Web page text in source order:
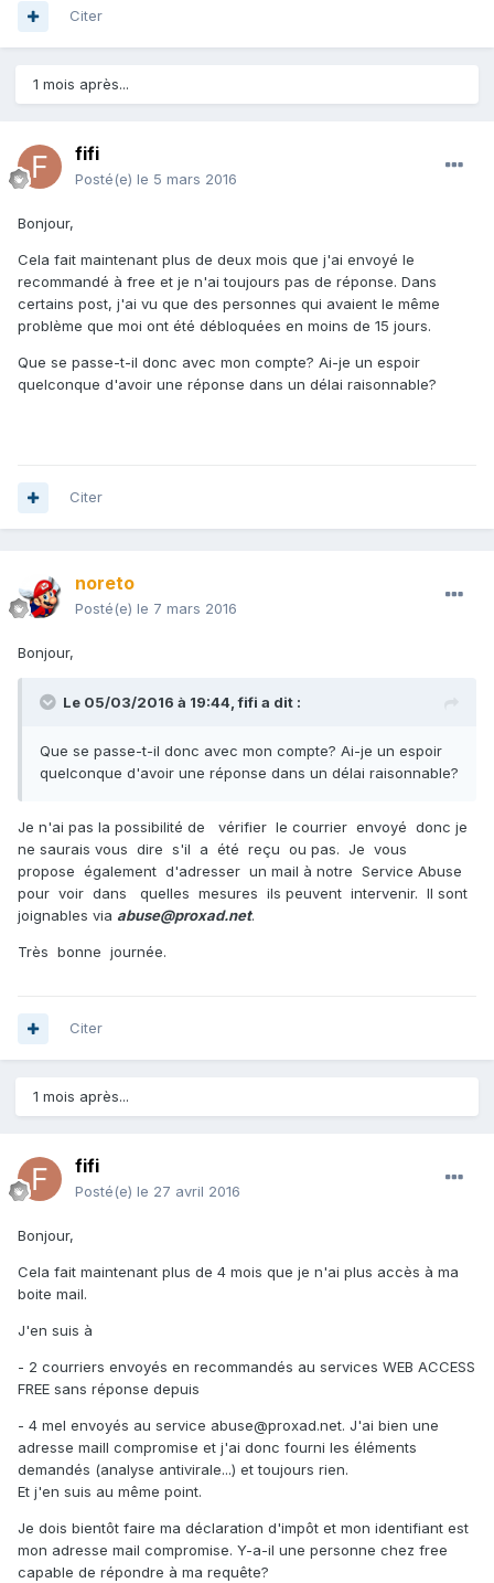
Citer
1 mois après...
fifi
Posté(e) le 5 mars 2016
Bonjour,
Cela fait maintenant plus de deux mois que j'ai envoyé le
recommandé à free et je n'ai toujours pas de réponse. Dans
certains post, j'ai vu que des personnes qui avaient le même
problème que moi ont été débloquées en moins de 15 jours.
Que se passe-t-il donc avec mon compte? Ai-je un espoir
quelconque d'avoir une réponse dans un délai raisonnable?
Citer
noreto
Posté(e) le 7 mars 2016
Bonjour,
Le 05/03/2016 à 19:44,fifi a dit :
Que se passe-t-il donc avec mon compte? Ai-je un espoir
quelconque d'avoir une réponse dans un délai raisonnable?
Je n'ai pas la possibilité de vérifier le courrier envoyé donc je
ne saurais vous dire s'il a été reçu ou pas. Je vous
propose également d'adresser un mail à notre Service Abuse
pour voir dans quelles mesures ils peuvent intervenir. Il sont
joignables via abuse@proxad.net.
Très bonne journée.
Citer
1 mois après...
fifi
Posté(e) le 27 avril 2016
Bonjour,
Cela fait maintenant plus de 4 mois que je n'ai plus accès à ma
boite mail.
J'en suis à
- 2 courriers envoyés en recommandés au services WEB ACCESS
FREE sans réponse depuis
- 4 mel envoyés au service abuse@proxad.net. J'ai bien une
adresse maill compromise et j'ai donc fourni les éléments
demandés (analyse antivirale...) et toujours rien.
Et j'en suis au même point.
Je dois bientôt faire ma déclaration d'impôt et mon identifiant est
mon adresse mail compromise. Y-a-il une personne chez free
capable de répondre à ma requête?